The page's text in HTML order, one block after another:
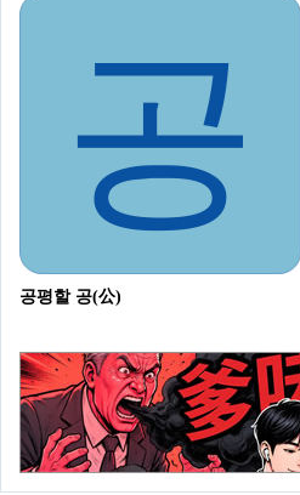
공
공평할 공(公)